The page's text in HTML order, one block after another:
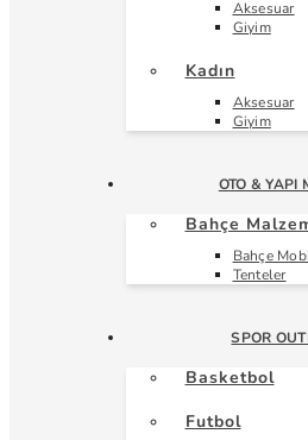
Aksesuar
Giyim
Kadın
Aksesuar
Giyim
OTO & YAPI
Bahçe
Bahçe
Tenteler
SPOR
Basketbol
Futbol